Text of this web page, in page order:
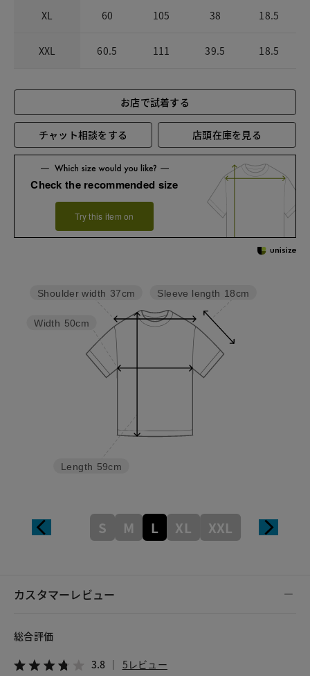
XL 60 105 38 18.5
XXL 60.5 111 39.5 18.5
お店で試着する
チャット相談をする 店頭在庫を見る
Check the recommended size
Try this item on
Sleeve length 18cm
Length 59cm
Width 50cm
Shoulder width 37cm
S M L XL XXL
カスタマーレビュー
総合評価
3.8 5レビュー